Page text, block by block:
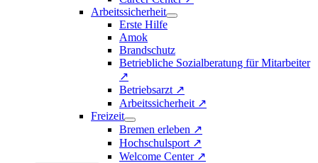
Arbeitssicherheit
Erste Hilfe
Amok
Brandschutz
Betriebliche Sozialberatung für Mitarbeiter
↗
Betriebsarzt ↗
Arbeitssicherheit ↗
Freizeit
Bremen erleben ↗
Hochschulsport ↗
Welcome Center ↗